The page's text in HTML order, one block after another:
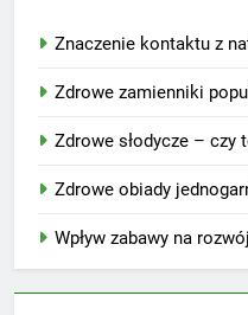
Znaczenie kontaktu z
Zdrowe zamienniki
Zdrowe słodycze – czy
Zdrowe obiady
Wpływ zabawy na